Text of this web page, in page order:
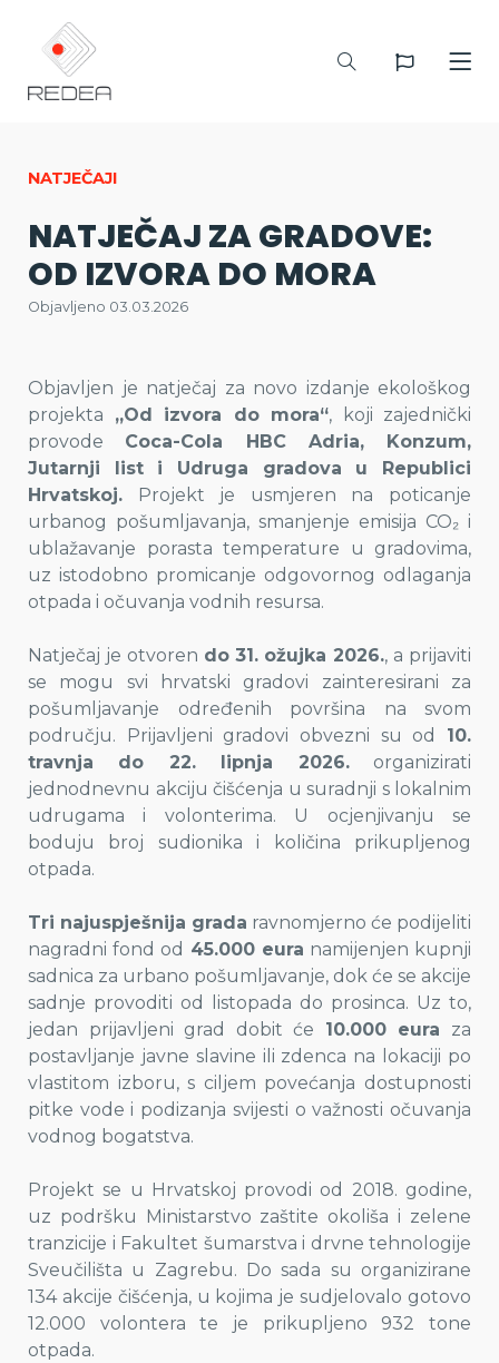
NATJEČAJI
NATJEČAJ ZA GRADOVE:
OD IZVORA DO MORA
Objavljeno 03.03.2026
Objavljen je natječaj za novo izdanje ekološkog
projekta „Od izvora do mora“, koji zajednički
provode Coca-Cola HBC Adria, Konzum,
Jutarnji list i Udruga gradova u Republici
Hrvatskoj. Projekt je usmjeren na poticanje
urbanog pošumljavanja, smanjenje emisija CO₂ i
ublažavanje porasta temperature u gradovima,
uz istodobno promicanje odgovornog odlaganja
otpada i očuvanja vodnih resursa.
Natječaj je otvoren do 31. ožujka 2026., a prijaviti
se mogu svi hrvatski gradovi zainteresirani za
pošumljavanje određenih površina na svom
području. Prijavljeni gradovi obvezni su od 10.
travnja do 22. lipnja 2026.organizirati
jednodnevnu akciju čišćenja u suradnji s lokalnim
udrugama i volonterima. U ocjenjivanju se
boduju broj sudionika i količina prikupljenog
otpada.
Tri najuspješnija grada ravnomjerno će podijeliti
nagradni fond od 45.000 eura namijenjen kupnji
sadnica za urbano pošumljavanje, dok će se akcije
sadnje provoditi od listopada do prosinca. Uz to,
jedan prijavljeni grad dobit će 10.000 eura za
postavljanje javne slavine ili zdenca na lokaciji po
vlastitom izboru, s ciljem povećanja dostupnosti
pitke vode i podizanja svijesti o važnosti očuvanja
vodnog bogatstva.
Projekt se u Hrvatskoj provodi od 2018. godine,
uz podršku Ministarstvo zaštite okoliša i zelene
tranzicije i Fakultet šumarstva i drvne tehnologije
Sveučilišta u Zagrebu. Do sada su organizirane
134 akcije čišćenja, u kojima je sudjelovalo gotovo
12.000 volontera te je prikupljeno 932 tone
otpada.